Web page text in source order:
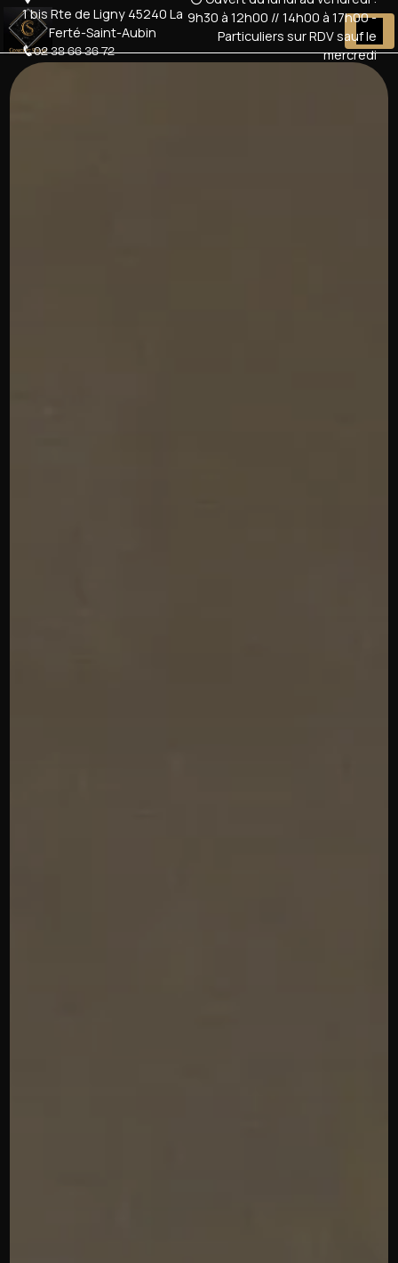
1 bis Rte de Ligny 45240 La
Ferté-Saint-Aubin
02 38 66 36 72
9h30 à 12h00 // 14h00 à 17h00 -
Particuliers sur RDV sauf le
mercredi
Panneau de gestion des cookies